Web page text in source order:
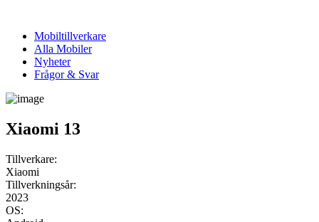
Mobiltillverkare
Alla Mobiler
Nyheter
Frågor & Svar
Xiaomi 13
Tillverkare:
Xiaomi
Tillverkningsår:
2023
OS: